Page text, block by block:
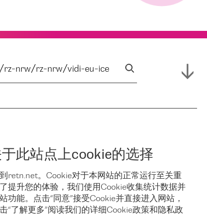
此站点上cookie的选择
retn.net。Cookie对于本网站的正常运行至关重
提升您的体验，我们使用Cookie收集统计数据并
功能。点击“同意”接受Cookie并直接进入网站，
“了解更多”阅读我们的详细Cookie政策和隐私政